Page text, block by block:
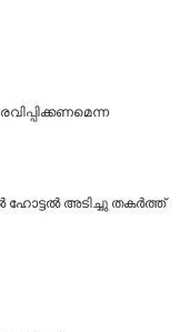
അടിച്ചു തകര്‍ത്ത്